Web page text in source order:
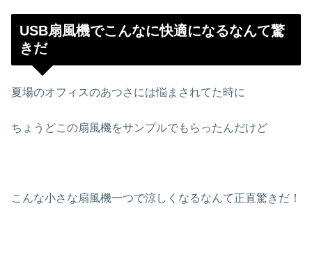
USB扇風機でこんなに快適になるなんて驚
きだ
夏場のオフィスのあつさには悩まされてた時に
ちょうどこの扇風機をサンプルでもらったんだけど
こんな小さな扇風機一つで涼しくなるなんて正直驚きだ！